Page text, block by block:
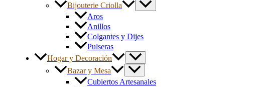
Bijouterie Criolla
Aros
Anillos
Colgantes y Dijes
Pulseras
Hogar y Decoración
Bazar y Mesa
Cubiertos Artesanales